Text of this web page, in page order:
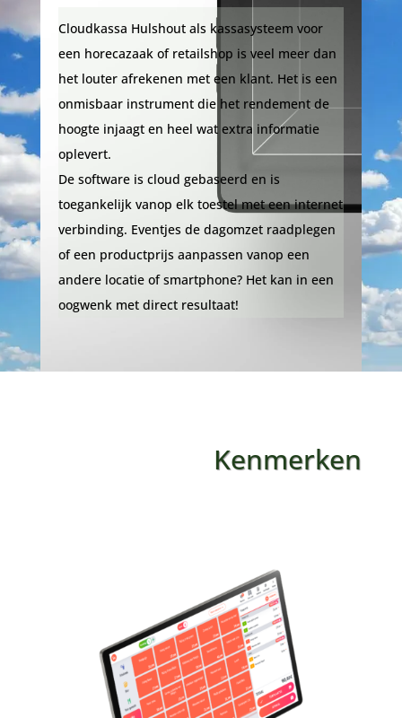
Cloudkassa Hulshout als kassasysteem voor
een horecazaak of retailshop is veel meer dan
het louter afrekenen met een klant. Het is een
onmisbaar instrument die het rendement de
hoogte injaagt en heel wat extra informatie
oplevert.
De software is cloud gebaseerd en is
toegankelijk vanop elk toestel met een internet
verbinding. Eventjes de dagomzet raadplegen
of een productprijs aanpassen vanop een
andere locatie of smartphone? Het kan in een
oogwenk met direct resultaat!
Kenmerken